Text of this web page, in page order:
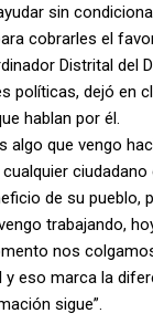
sin
cobrarles el
Distrital del
políticas, dejó en
hablan por él.
algo que vengo
de su
trabajando,
nos
y eso marca la
sigue”.